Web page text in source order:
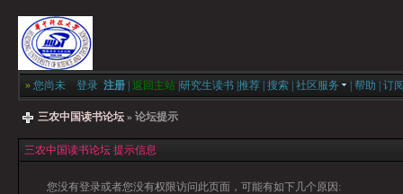
» 您尚未 登录 注册 返回主站 研究生读书 推荐 搜索 社区服务 帮助 订
三农中国读书论坛 » 论坛提示
三农中国读书论坛 提示信息
您没有登录或者您没有权限访问此页面，可能有如下几个原因: